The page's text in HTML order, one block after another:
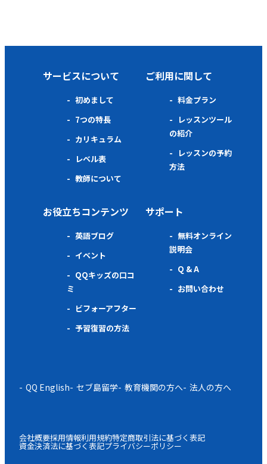
サービスについて
初めまして
7つの特長
カリキュラム
レベル表
教師について
ご利用に関して
料金プラン
レッスンツール
の紹介
レッスンの予約
方法
お役立ちコンテンツ
英語ブログ
イベント
QQキッズの口コ
ミ
ビフォーアフター
予習復習の方法
サポート
無料オンライン
説明会
Q & A
お問い合わせ
QQ English セブ島留学 教育機関の方へ 法人の方へ
会社概要採用情報利用規約特定商取引法に基づく表記
資金決済法に基づく表記プライバシーポリシー